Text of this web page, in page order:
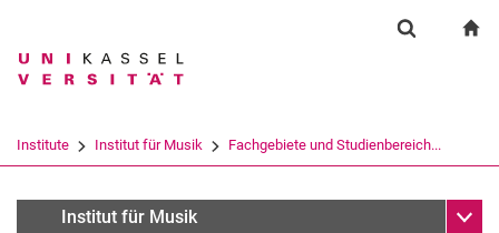
Springe direkt zu: Inhalt
Springe direkt zu: Suche
Springe direkt zu:
Suchbegriff
Suchen (öffnet externen Link in einem
Institute Institut für Musik Fachgebiete und Studienbereich...
Lehrbeauftragte
Institut für Musik